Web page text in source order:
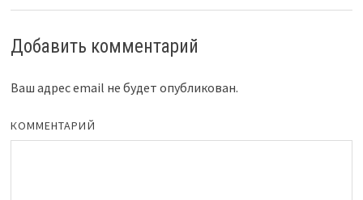
Добавить комментарий
Ваш адрес email не будет опубликован.
КОММЕНТАРИЙ